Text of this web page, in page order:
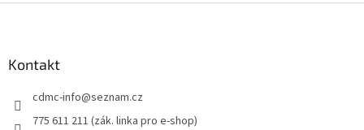
Kontakt
cdmc-info@seznam.cz
775 611 211 (zák. linka pro e-shop)